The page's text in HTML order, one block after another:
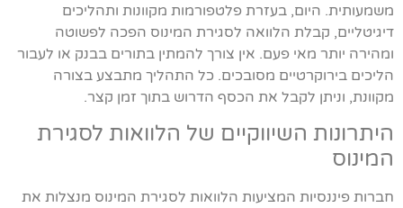
משמעותית. היום, בעזרת פלטפורמות מקוונות ותהליכים
דיגיטליים, קבלת הלוואה לסגירת המינוס הפכה לפשוטה
ומהירה יותר מאי פעם. אין צורך להמתין בתורים בבנק או לעבור
הליכים בירוקרטיים מסובכים. כל התהליך מתבצע בצורה
מקוונת, וניתן לקבל את הכסף הדרוש בתוך זמן קצר.
היתרונות השיווקיים של הלוואות לסגירת
המינוס
חברות פיננסיות המציעות הלוואות לסגירת המינוס מנצלות את